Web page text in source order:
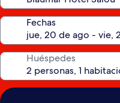
Fechas
Huéspedes